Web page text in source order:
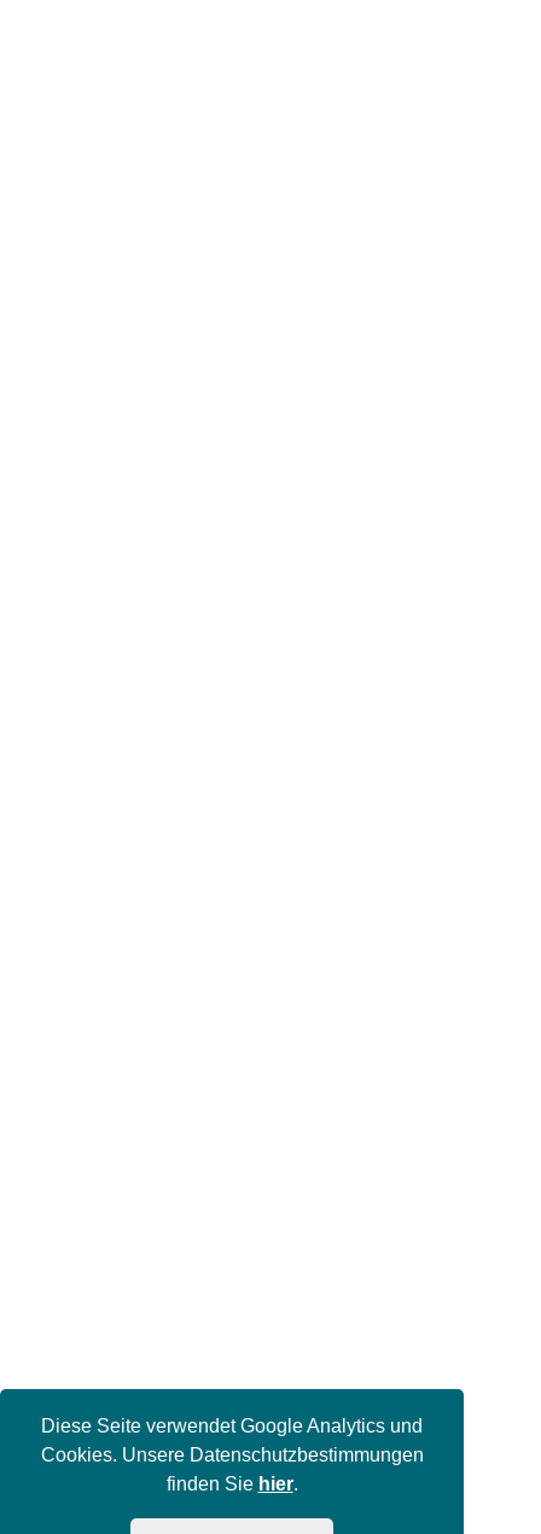
Diese Seite verwendet Google Analytics und
Cookies. Unsere Datenschutzbestimmungen
finden Sie hier.